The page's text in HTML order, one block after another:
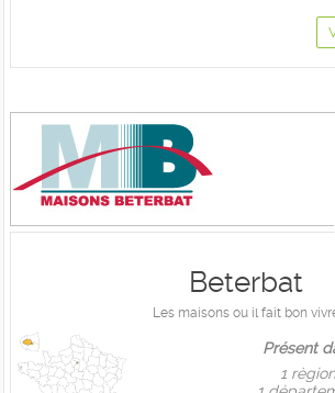
Beterbat
Les maisons ou il fait bon
Présent
1